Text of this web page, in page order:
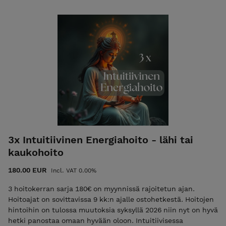
3x Intuitiivinen Energiahoito - lähi tai
kaukohoito
180.00 EUR Incl. VAT 0.00%
3 hoitokerran sarja 180€ on myynnissä rajoitetun ajan.
Hoitoajat on sovittavissa 9 kk:n ajalle ostohetkestä. Hoitojen
hintoihin on tulossa muutoksia syksyllä 2026 niin nyt on hyvä
hetki panostaa omaan hyvään oloon. Intuitiivisessa